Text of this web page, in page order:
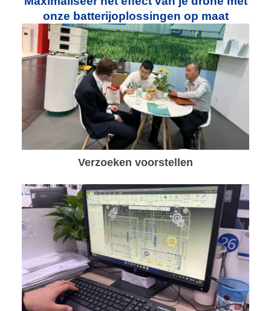
onze batterijoplossingen op maat
Verzoeken voorstellen